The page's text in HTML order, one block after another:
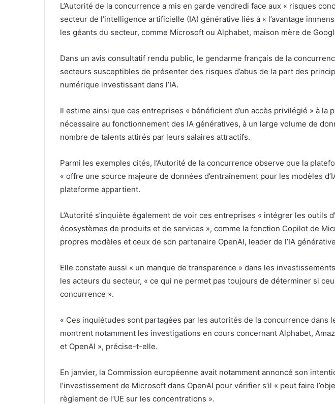
L’Autorité de la concurrence a mis en garde vendredi face aux « risques
secteur de l’intelligence artificielle (IA) générative liés à « l’avantage
les géants du secteur, comme Microsoft ou Alphabet, maison mère de
Dans un avis consultatif rendu public, le gendarme français de la
secteurs susceptibles de présenter des risques d’abus de la part des
numérique investissant dans l’IA.
Il estime ainsi que ces entreprises « bénéficient d’un accès privilégié » à la
nécessaire au fonctionnement des IA génératives, à un large volume de
nombre de talents attirés par leurs salaires attractifs.
Parmi les exemples cités, l’Autorité de la concurrence observe que la
« offre une source majeure de données d’entraînement pour les modèles
plateforme appartient.
L’Autorité s’inquiète également de voir ces entreprises « intégrer les outils
écosystèmes de produits et de services », comme la fonction Copilot de
propres modèles et ceux de son partenaire OpenAI, leader de l’IA
Elle constate aussi « un manque de transparence » dans les
les acteurs du secteur, « ce qui ne permet pas toujours de déterminer si
concurrence ».
« Ces inquiétudes sont partagées par les autorités de la concurrence dans
montrent notamment les investigations en cours concernant Alphabet,
et OpenAI », précise-t-elle.
En janvier, la Commission européenne avait notamment annoncé son
l’investissement de Microsoft dans OpenAI pour vérifier s’il « peut faire
règlement de l’UE sur les concentrations ».